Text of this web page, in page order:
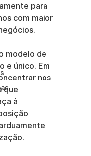
para
com maior
modelo de
e único. Em
nos
que
à